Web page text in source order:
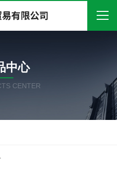
我们
中心
留言
中心
CENTER